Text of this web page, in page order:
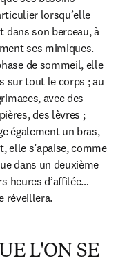
lorsqu’elle
son berceau, à
ses mimiques.
de sommeil, elle
sur tout le corps ; au
avec des
des lèvres ;
également un bras,
elle s’apaise, comme
dans un deuxième
heures d’affilée…
réveillera.
L'ON SE